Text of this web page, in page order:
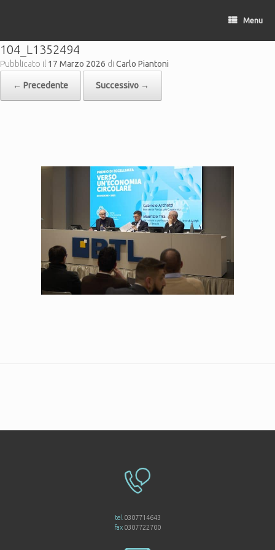
Menu
104_L1352494
Pubblicato il 17 Marzo 2026 di Carlo Piantoni
← Precedente Successivo →
tel 0307714643
fax 0307722700